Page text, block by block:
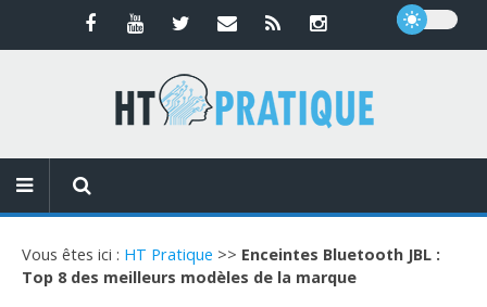
Vous êtes ici : HT Pratique >> Enceintes Bluetooth JBL :
Top 8 des meilleurs modèles de la marque